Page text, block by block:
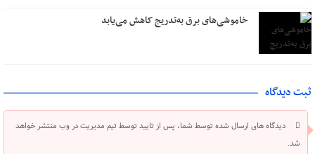
خاموشی‌های برق به‌تدریج کاهش می‌یابد
ثبت دیدگاه
دیدگاه های ارسال شده توسط شما، پس از تایید توسط تیم مدیریت در وب منتشر خواهد
شد.